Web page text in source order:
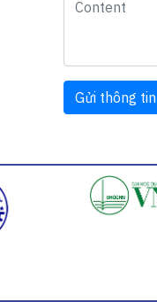
Gửi thông tin